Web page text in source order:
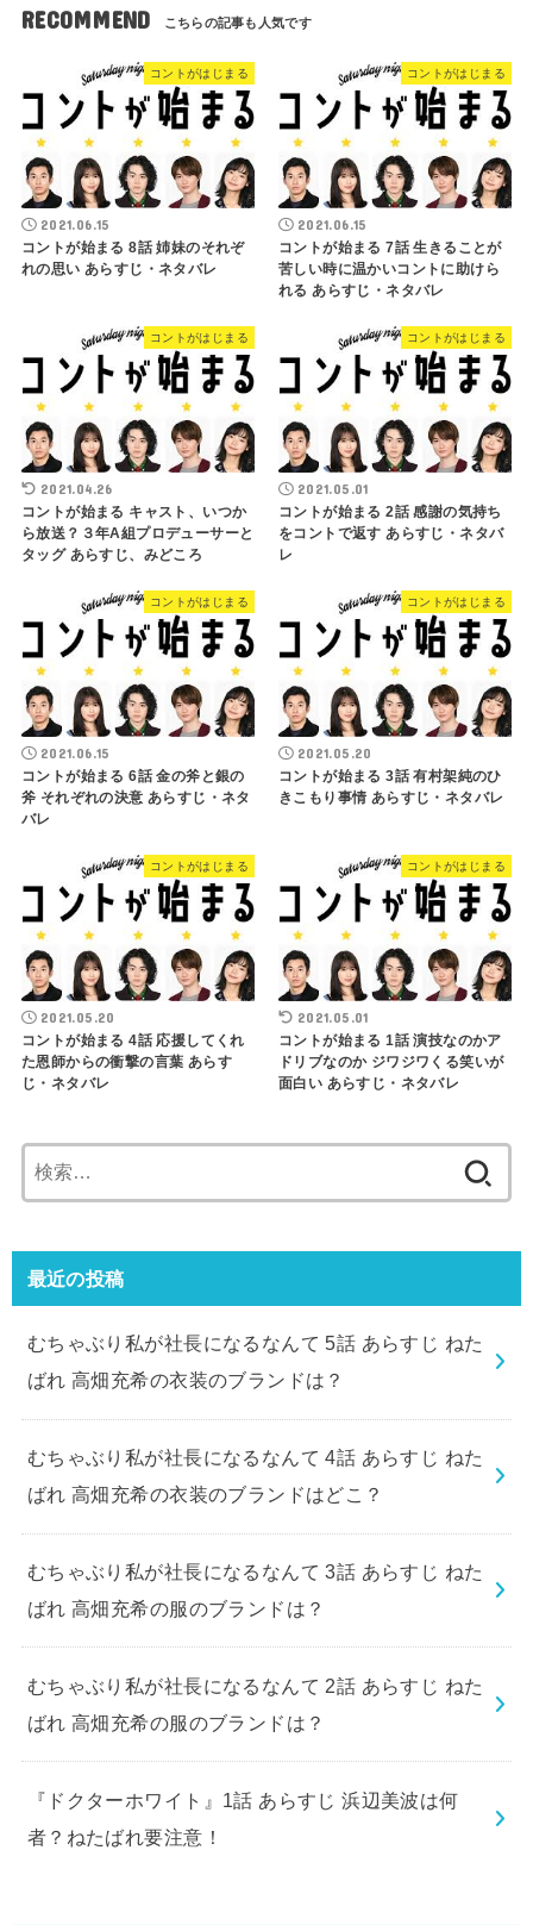
RECOMMEND
コントがはじまる
2021.06.15
コントが始まる 8話 姉妹のそれぞ
れの思い あらすじ・ネタバレ
コントがはじまる
2021.06.15
コントが始まる 7話 生きることが
苦しい時に温かいコントに助けら
れる あらすじ・ネタバレ
コントがはじまる
2021.04.26
コントが始まる キャスト、いつか
ら放送？３年A組プロデューサーと
タッグ あらすじ、みどころ
コントがはじまる
2021.05.01
コントが始まる 2話 感謝の気持ち
をコントで返す あらすじ・ネタバ
レ
コントがはじまる
2021.06.15
コントが始まる 6話 金の斧と銀の
斧 それぞれの決意 あらすじ・ネタ
バレ
コントがはじまる
2021.05.20
コントが始まる 3話 有村架純のひ
きこもり事情 あらすじ・ネタバレ
コントがはじまる
2021.05.20
コントが始まる 4話 応援してくれ
た恩師からの衝撃の言葉 あらす
じ・ネタバレ
コントがはじまる
2021.05.01
コントが始まる 1話 演技なのかア
ドリブなのか ジワジワくる笑いが
面白い あらすじ・ネタバレ
索:
最近の投稿
むちゃぶり私が社長になるなんて 5話 あらすじ ねた
ばれ 高畑充希の衣装のブランドは？
むちゃぶり私が社長になるなんて 4話 あらすじ ねた
ばれ 高畑充希の衣装のブランドはどこ？
むちゃぶり私が社長になるなんて 3話 あらすじ ねた
ばれ 高畑充希の服のブランドは？
むちゃぶり私が社長になるなんて 2話 あらすじ ねた
ばれ 高畑充希の服のブランドは？
『ドクターホワイト』1話 あらすじ 浜辺美波は何
者？ねたばれ要注意！